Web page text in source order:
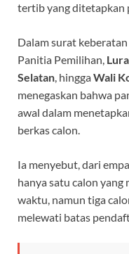
tertib yang ditetapkan
Dalam surat
Panitia Pemilihan,
Selatan, hinggaWali
menegaskan bahwa
awal dalam
berkas calon.
Ia menyebut, dari
hanya satu calon
waktu, namun tiga
melewati batas